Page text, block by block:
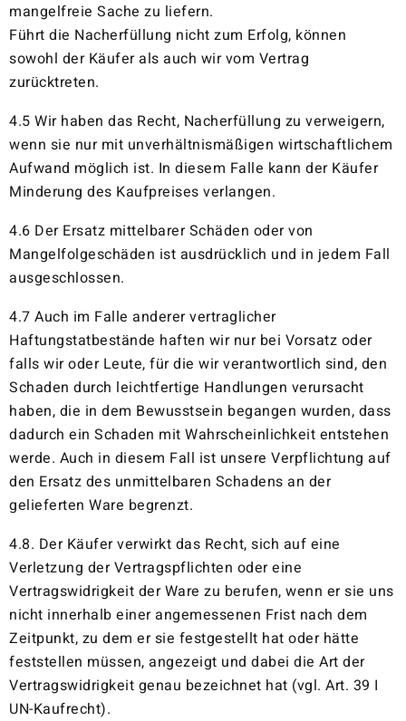
mangelfreie Sache zu liefern.
Führt die Nacherfüllung nicht zum Erfolg, können
sowohl der Käufer als auch wir vom Vertrag
zurücktreten.
4.5 Wir haben das Recht, Nacherfüllung zu verweigern,
wenn sie nur mit unverhältnismäßigen wirtschaftlichem
Aufwand möglich ist. In diesem Falle kann der Käufer
Minderung des Kaufpreises verlangen.
4.6 Der Ersatz mittelbarer Schäden oder von
Mangelfolgeschäden ist ausdrücklich und in jedem Fall
ausgeschlossen.
4.7 Auch im Falle anderer vertraglicher
Haftungstatbestände haften wir nur bei Vorsatz oder
falls wir oder Leute, für die wir verantwortlich sind, den
Schaden durch leichtfertige Handlungen verursacht
haben, die in dem Bewusstsein begangen wurden, dass
dadurch ein Schaden mit Wahrscheinlichkeit entstehen
werde. Auch in diesem Fall ist unsere Verpflichtung auf
den Ersatz des unmittelbaren Schadens an der
gelieferten Ware begrenzt.
4.8. Der Käufer verwirkt das Recht, sich auf eine
Verletzung der Vertragspflichten oder eine
Vertragswidrigkeit der Ware zu berufen, wenn er sie uns
nicht innerhalb einer angemessenen Frist nach dem
Zeitpunkt, zu dem er sie festgestellt hat oder hätte
feststellen müssen, angezeigt und dabei die Art der
Vertragswidrigkeit genau bezeichnet hat (vgl. Art. 39 I
UN-Kaufrecht).